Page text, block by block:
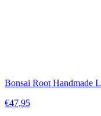
Bonsai Root Handmade L
€47,95